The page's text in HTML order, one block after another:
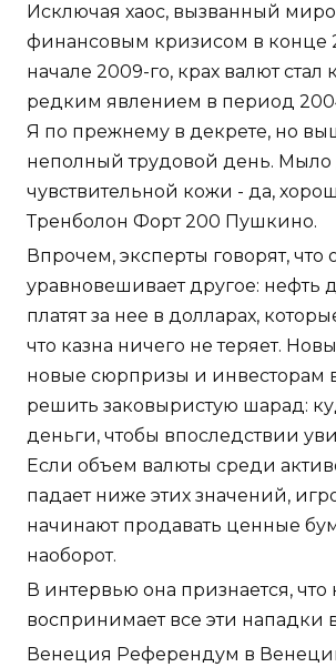
Исключая хаос, вызванный
финансовым кризисом в конце
начале 2009-го, крах валют стал
редким явлением в период
Я по прежнему в декрете, но
неполный трудовой день. Мыло
чувствительной кожи - да,
Тренболон Форт 200 Пушкино.
Впрочем, эксперты говорят, что
уравновешивает другое: нефть
платят за нее в долларах,
что казна ничего не теряет.
новые сюрпризы и инвесторам
решить заковыристую шарад:
деньги, чтобы впоследствии
Если объем валюты среди
падает ниже этих значений,
начинают продавать ценные
наоборот.
В интервью она признается, что
воспринимает все эти нападки
Венеция Референдум в